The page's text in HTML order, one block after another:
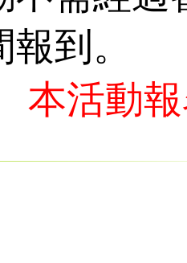
到。
本活動